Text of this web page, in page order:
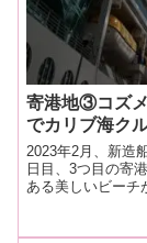
寄港地③コズ
でカリブ海ク
2023年2月、新造
日目、3つ目の寄
ある美しいビーチ